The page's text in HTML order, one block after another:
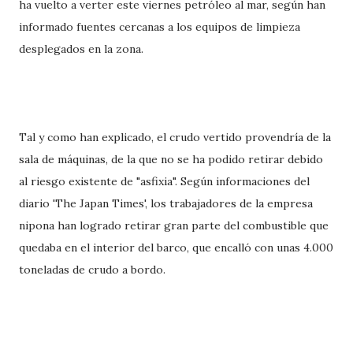
ha vuelto a verter este viernes petróleo al mar, según han
informado fuentes cercanas a los equipos de limpieza
desplegados en la zona.
Tal y como han explicado, el crudo vertido provendría de la
sala de máquinas, de la que no se ha podido retirar debido
al riesgo existente de "asfixia". Según informaciones del
diario 'The Japan Times', los trabajadores de la empresa
nipona han logrado retirar gran parte del combustible que
quedaba en el interior del barco, que encalló con unas 4.000
toneladas de crudo a bordo.